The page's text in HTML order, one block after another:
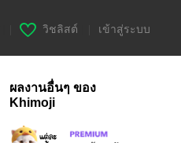
วิชลิสต์ เข้าสู่ระบบ
ผลงานอื่นๆ ของ
Khimoji